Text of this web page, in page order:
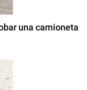
una camioneta